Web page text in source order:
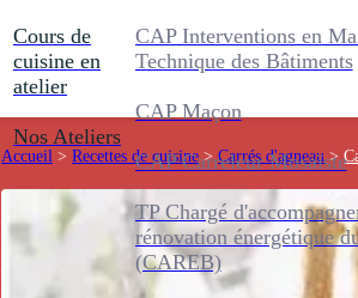
Cours de
cuisine en
atelier
Nos Ateliers
CAP Interventions en
Technique des Bâtiments
CAP Maçon
CAP Carreleur Mosaïste
TP Chargé
rénovation énergétique
(CAREB)
Accueil > Recettes de cuisine > Carrés d'agneau >